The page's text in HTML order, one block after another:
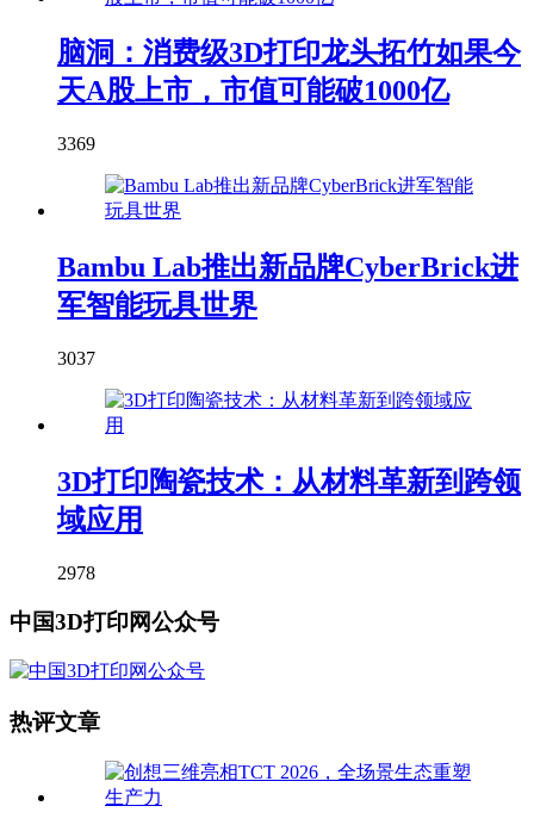
脑洞：消费级3D打印龙头拓竹如果今
天A股上市，市值可能破1000亿
3369
Bambu Lab推出新品牌CyberBrick进
军智能玩具世界
3037
3D打印陶瓷技术：从材料革新到跨领
域应用
2978
中国3D打印网公众号
热评文章